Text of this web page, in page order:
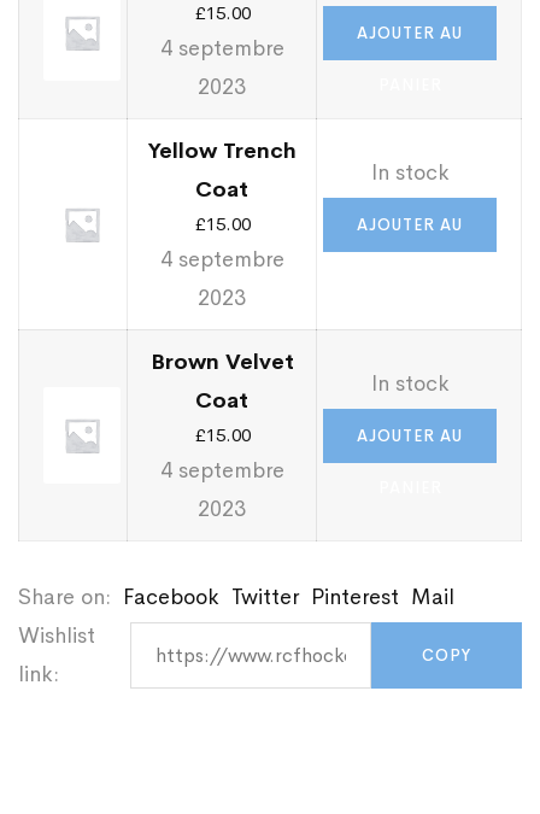
£15.00
4 septembre
2023
AJOUTER AU
Yellow Trench
Coat
£15.00
4 septembre
2023
In stock
AJOUTER AU
Brown Velvet
Coat
£15.00
4 septembre
2023
In stock
AJOUTER AU
Share on: Facebook Twitter Pinterest Mail
Wishlist
link: